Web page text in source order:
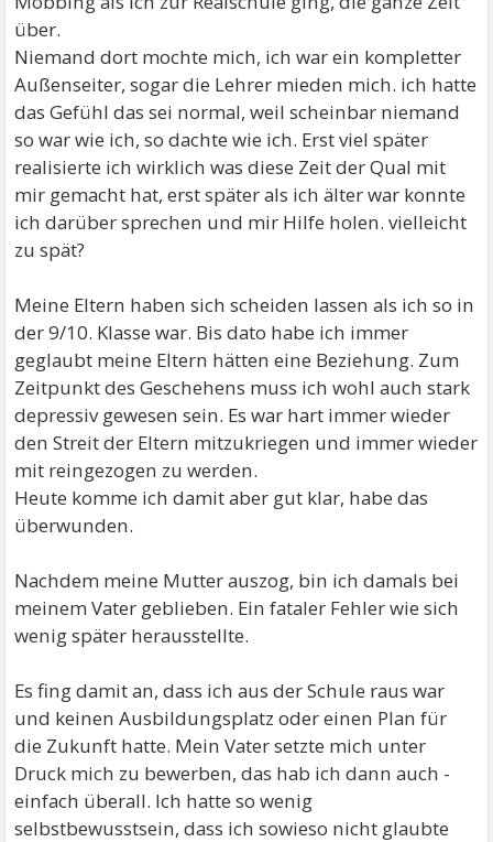
über.
Niemand dort mochte mich, ich war ein kompletter
Außenseiter, sogar die Lehrer mieden mich. ich hatte
das Gefühl das sei normal, weil scheinbar niemand
so war wie ich, so dachte wie ich. Erst viel später
realisierte ich wirklich was diese Zeit der Qual mit
mir gemacht hat, erst später als ich älter war konnte
ich darüber sprechen und mir Hilfe holen. vielleicht
zu spät?
Meine Eltern haben sich scheiden lassen als ich so in
der 9/10. Klasse war. Bis dato habe ich immer
geglaubt meine Eltern hätten eine Beziehung. Zum
Zeitpunkt des Geschehens muss ich wohl auch stark
depressiv gewesen sein. Es war hart immer wieder
den Streit der Eltern mitzukriegen und immer wieder
mit reingezogen zu werden.
Heute komme ich damit aber gut klar, habe das
überwunden.
Nachdem meine Mutter auszog, bin ich damals bei
meinem Vater geblieben. Ein fataler Fehler wie sich
wenig später herausstellte.
Es fing damit an, dass ich aus der Schule raus war
und keinen Ausbildungsplatz oder einen Plan für
die Zukunft hatte. Mein Vater setzte mich unter
Druck mich zu bewerben, das hab ich dann auch -
einfach überall. Ich hatte so wenig
selbstbewusstsein, dass ich sowieso nicht glaubte